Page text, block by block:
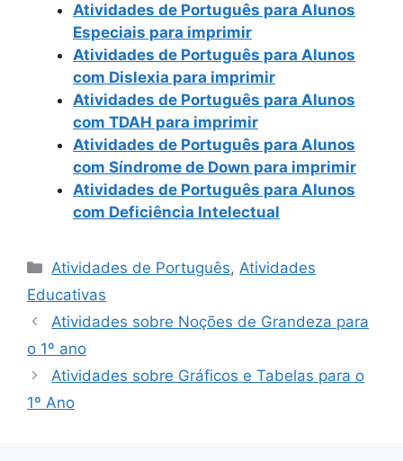
Atividades de Português para Alunos
Especiais para imprimir
Atividades de Português para Alunos
com Dislexia para imprimir
Atividades de Português para Alunos
com TDAH para imprimir
Atividades de Português para Alunos
com Síndrome de Down para imprimir
Atividades de Português para Alunos
com Deficiência Intelectual
Categorias
Atividades de Português,Atividades
Educativas
Atividades sobre Noções de Grandeza para
o 1º ano
Atividades sobre Gráficos e Tabelas para o
1º Ano